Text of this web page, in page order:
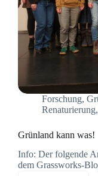
Forschung,
Renaturierung,
Grünland kann was!
Info: Der folgende
dem Grassworks-